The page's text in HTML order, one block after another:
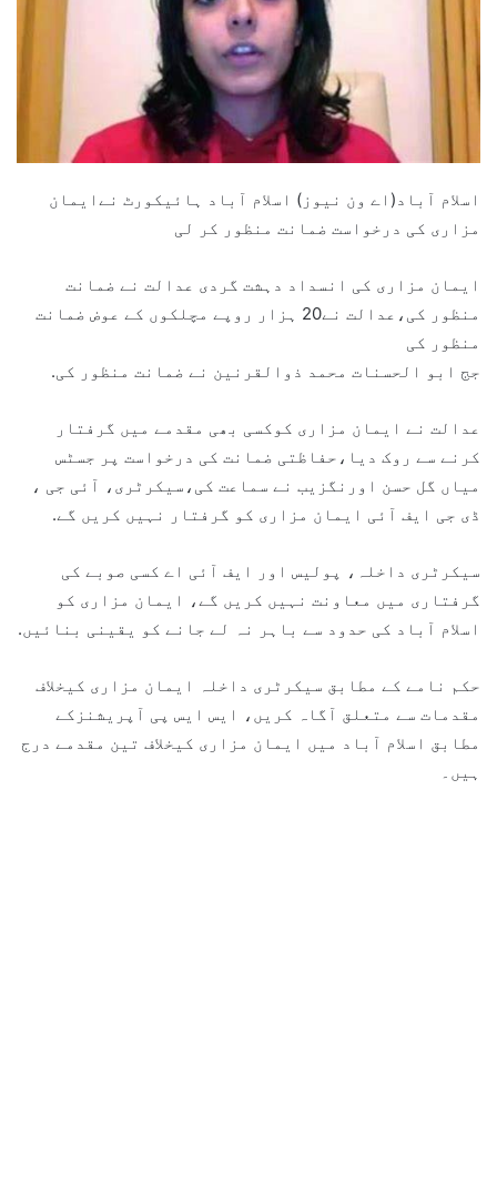
اسلام آباد(اے ون نیوز) اسلام آباد ہائیکورٹ نےایمان
مزاری کی درخواست ضمانت منظور کر لی
ایمان مزاری کی انسداد دہشت گردی عدالت نے ضمانت
منظور کی،عدالت نے20 ہزار روپے مچلکوں کے عوض ضمانت
منظور کی
جج ابو الحسنات محمد ذوالقرنین نے ضمانت منظور کی.
عدالت نے ایمان مزاری کوکسی بھی مقدمے میں گرفتار
کرنے سے روک دیا،حفاظتی ضمانت کی درخواست پر جسٹس
میاں گل حسن اورنگزیب نے سماعت کی،سیکرٹری، آئی جی ،
ڈی جی ایف آئی ایمان مزاری کو گرفتار نہیں کریں گے.
سیکرٹری داخلہ، پولیس اور ایف آئی اے کسی صوبے کی
گرفتاری میں معاونت نہیں کریں گے، ایمان مزاری کو
اسلام آباد کی حدود سے باہر نہ لے جانے کو یقینی بنائیں.
حکم نامے کے مطابق سیکرٹری داخلہ ایمان مزاری کیخلاف
مقدمات سے متعلق آگاہ کریں، ایس ایس پی آپریشنزکے
مطابق اسلام آباد میں ایمان مزاری کیخلاف تین مقدمے درج
ہیں۔